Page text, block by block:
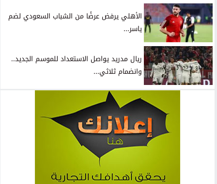
الأهلي يرفض عرضًا من الشباب السعودي لضم
ياسر...
ريال مدريد يواصل الاستعداد للموسم الجديد..
وانضمام ثلاثي...